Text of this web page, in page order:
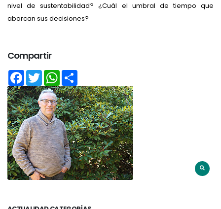
nivel de sustentabilidad? ¿Cuál el umbral de tiempo que
abarcan sus decisiones?
Compartir
Facebook
TwitterWhatsApp